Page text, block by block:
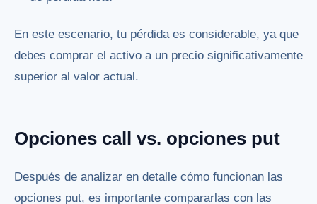
En este escenario, tu pérdida es considerable, ya que
debes comprar el activo a un precio significativamente
superior al valor actual.
Opciones call vs. opciones put
Después de analizar en detalle cómo funcionan las
opciones put, es importante compararlas con las